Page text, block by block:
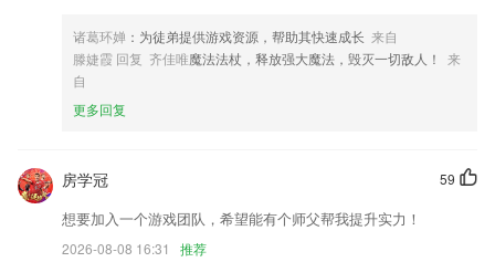
新增“低碳农场”小游戏，种水果得水果哟
软件推出新版本优化用户体验
提现绑卡安全升级，为了您的资金安全，请重新绑定银行卡
联系我们
以上就是dsn彩票乐园dsn10086的介绍，如果您喜欢这款软件，您可以到
应用商店进行打分评论，说出您的使用经历，以帮助我们更好的对产品进
行优化修改。
诸葛环婵 ：为徒弟提供游戏资源，帮助其快速成长 来自
滕婕霞 回复 齐佳唯魔法法杖，释放强大魔法，毁灭一切敌人！
来
自
更多回复
59
房学冠
想要加入一个游戏团队，希望能有个师父帮我提升实力！
2026-08-08 16:31 推荐